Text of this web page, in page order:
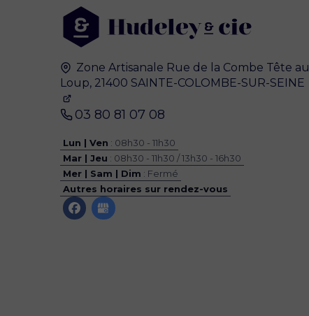
Zone Artisanale Rue de la Combe Tête au
Loup, 21400 SAINTE-COLOMBE-SUR-SEINE
03 80 81 07 08
Lun | Ven : 08h30 - 11h30
Mar | Jeu : 08h30 - 11h30 / 13h30 - 16h30
Mer | Sam | Dim : Fermé
Autres horaires sur rendez-vous